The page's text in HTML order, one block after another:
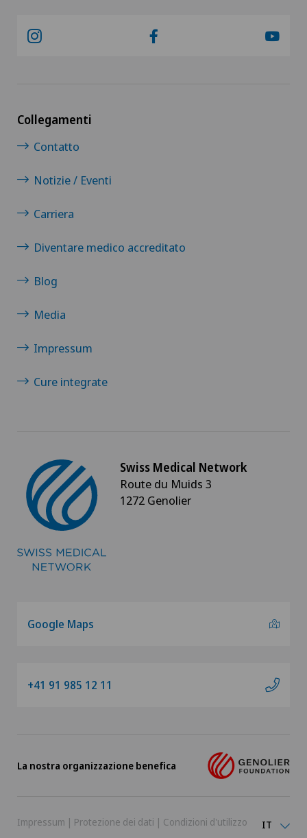
Collegamenti
Contatto
Notizie / Eventi
Carriera
Diventare medico accreditato
Blog
Media
Impressum
Cure integrate
Swiss Medical Network
Route du Muids 3
1272 Genolier
Google Maps
+41 91 985 12 11
La nostra organizzazione benefica
Impressum | Protezione dei dati | Condizioni d'utilizzo IT